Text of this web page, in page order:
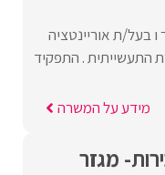
בעל/ת אוריינטציה
התעשייתית . התפקיד
מידע על המשרה
מגזר